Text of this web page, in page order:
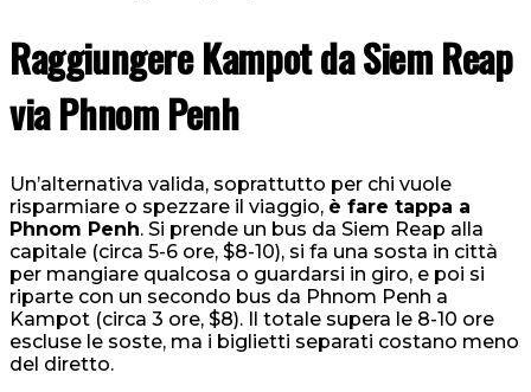
Raggiungere Kampot da Siem Reap
via Phnom Penh
Un’alternativa valida, soprattutto per chi vuole
risparmiare o spezzare il viaggio, è fare tappa a
Phnom Penh. Si prende un bus da Siem Reap alla
capitale (circa 5-6 ore, $8-10), si fa una sosta in città
per mangiare qualcosa o guardarsi in giro, e poi si
riparte con un secondo bus da Phnom Penh a
Kampot (circa 3 ore, $8). Il totale supera le 8-10 ore
escluse le soste, ma i biglietti separati costano meno
del diretto.